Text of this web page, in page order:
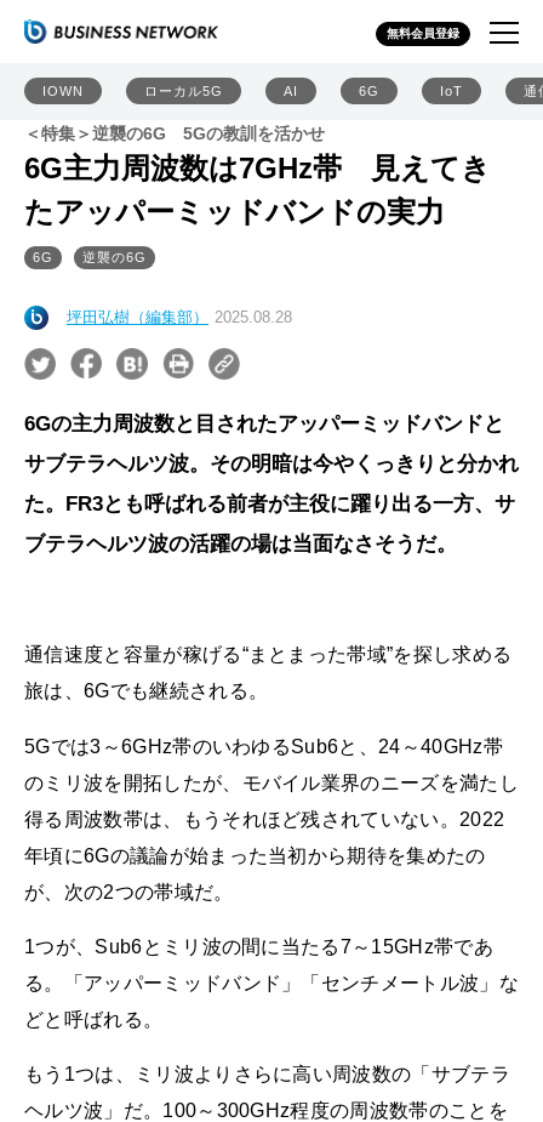
無料会員登録
IOWN ローカル5G AI 6G IoT 通
＜特集＞逆襲の6G 5Gの教訓を活かせ
6G主力周波数は7GHz帯 見えてき
たアッパーミッドバンドの実力
6G 逆襲の6G
坪田弘樹（編集部） 2025.08.28
6Gの主力周波数と目されたアッパーミッドバンドと
サブテラヘルツ波。その明暗は今やくっきりと分かれ
た。FR3とも呼ばれる前者が主役に躍り出る一方、サ
ブテラヘルツ波の活躍の場は当面なさそうだ。
通信速度と容量が稼げる“まとまった帯域”を探し求める
旅は、6Gでも継続される。
5Gでは3～6GHz帯のいわゆるSub6と、24～40GHz帯
のミリ波を開拓したが、モバイル業界のニーズを満たし
得る周波数帯は、もうそれほど残されていない。2022
年頃に6Gの議論が始まった当初から期待を集めたの
が、次の2つの帯域だ。
1つが、Sub6とミリ波の間に当たる7～15GHz帯であ
る。「アッパーミッドバンド」「センチメートル波」な
どと呼ばれる。
もう1つは、ミリ波よりさらに高い周波数の「サブテラ
ヘルツ波」だ。100～300GHz程度の周波数帯のことを